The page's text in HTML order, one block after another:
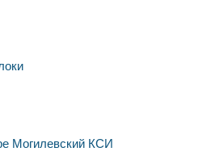
Могилевский КСИ